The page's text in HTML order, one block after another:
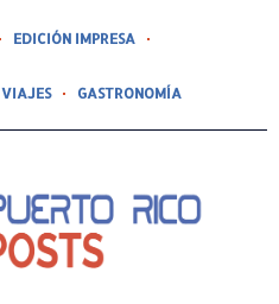
EDICIÓN IMPRESA
VIAJES GASTRONOMÍA